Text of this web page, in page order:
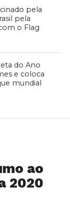
pela
pela
o Flag
do Ano
e coloca
mundial
ao
2020